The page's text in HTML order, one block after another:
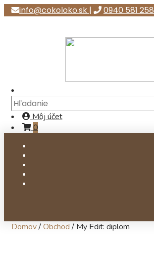
info@cokoloko.sk | 0940 581 258
Môj účet
0
Domov/Obchod / My Edit: diplom